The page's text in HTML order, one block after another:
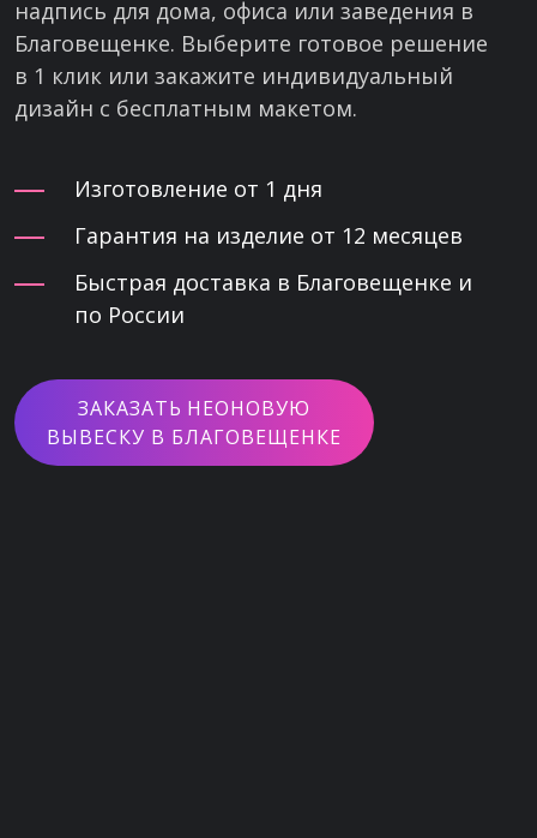
надпись для дома, офиса или заведения в
Благовещенке. Выберите готовое решение
в 1 клик или закажите индивидуальный
дизайн с бесплатным макетом.
Изготовление от 1 дня
Гарантия на изделие от 12 месяцев
Быстрая доставка в Благовещенке и
по России
ЗАКАЗАТЬ НЕОНОВУЮ
ВЫВЕСКУ В БЛАГОВЕЩЕНКЕ